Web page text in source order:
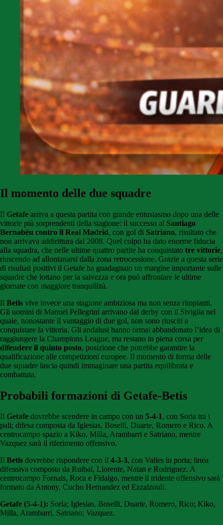
Il momento delle due squadre
Il Getafe arriva a questa partita con grande entusiasmo dopo una delle
vittorie più sorprendenti della stagione: il successo al Santiago
Bernabéu contro il Real Madrid, con gol di Satriano, risultato che
non arrivava addirittura dal 2008. Quel colpo ha dato enorme fiducia
alla squadra, che nelle ultime quattro partite ha conquistato tre vittorie,
riuscendo ad allontanarsi dalla zona retrocessione. Grazie a questa serie
di risultati positivi il Getafe ha guadagnato un margine importante sulle
squadre che lottano per la salvezza e ora può affrontare le ultime
giornate con maggiore tranquillità.
Il Betis vive invece una stagione ambiziosa ma non senza rimpianti.
Gli uomini di Manuel Pellegrini arrivano dal derby con il Siviglia nel
quale, nonostante il vantaggio di due gol, non sono riusciti a
conquistare la vittoria. Gli andalusi hanno ormai abbandonato l’idea di
raggiungere la Champions League, ma restano in piena corsa per
difendere il quinto posto, posizione che potrebbe garantire la
qualificazione alle competizioni europee. Il momento di forma delle
due squadre lascia quindi immaginare una partita equilibrata e
combattuta.
Probabili formazioni di Getafe-Betis
Il Getafe dovrebbe scendere in campo con un 5-4-1, con Soria tra i
pali; difesa composta da Iglesias, Boselli, Duarte, Romero e Rico. A
centrocampo spazio a Kiko, Milla, Arambarri e Satriano, mentre
Vazquez sarà il riferimento offensivo.
Il Betis dovrebbe rispondere con il 4-3-3, con Valles in porta; linea
difensiva composta da Ruibal, Llorente, Natan e Rodriguez. A
centrocampo Fornals, Roca e Fidalgo, mentre il tridente offensivo sarà
formato da Antony, Cucho Hernandez ed Ezzalzouli.
Getafe (5-4-1): Soria; Iglesias, Boselli, Duarte, Romero, Rico; Kiko,
Milla, Arambarri, Satriano; Vazquez.